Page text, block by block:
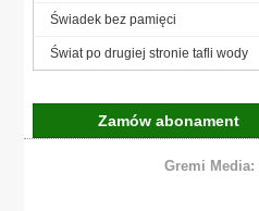
Świadek bez pamięci
Świat po drugiej stronie tafli wody
Zamów abonament
Gremi Media: